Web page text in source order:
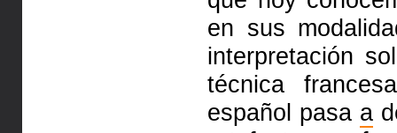
en sus
interpretación
técnica
español pasa a